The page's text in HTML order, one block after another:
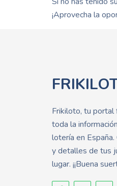
¡Aprovecha la
Frikiloto, tu portal
toda la
lotería en
y detalles de tus
lugar. ¡¡Buena